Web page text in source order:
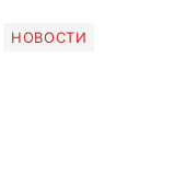
НОВОСТИ